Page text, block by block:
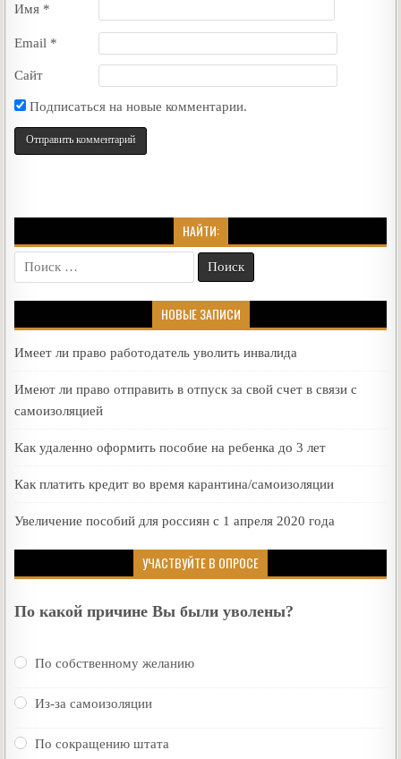
Имя *
Email *
Сайт
Подписаться на новые комментарии.
НАЙТИ:
Поиск
for:
НОВЫЕ ЗАПИСИ
Имеет ли право работодатель уволить инвалида
Имеют ли право отправить в отпуск за свой счет в связи с
самоизоляцией
Как удаленно оформить пособие на ребенка до 3 лет
Как платить кредит во время карантина/самоизоляции
Увеличение пособий для россиян с 1 апреля 2020 года
УЧАСТВУЙТЕ В ОПРОСЕ
По какой причине Вы были уволены?
По собственному желанию
Из-за самоизоляции
По сокращению штата